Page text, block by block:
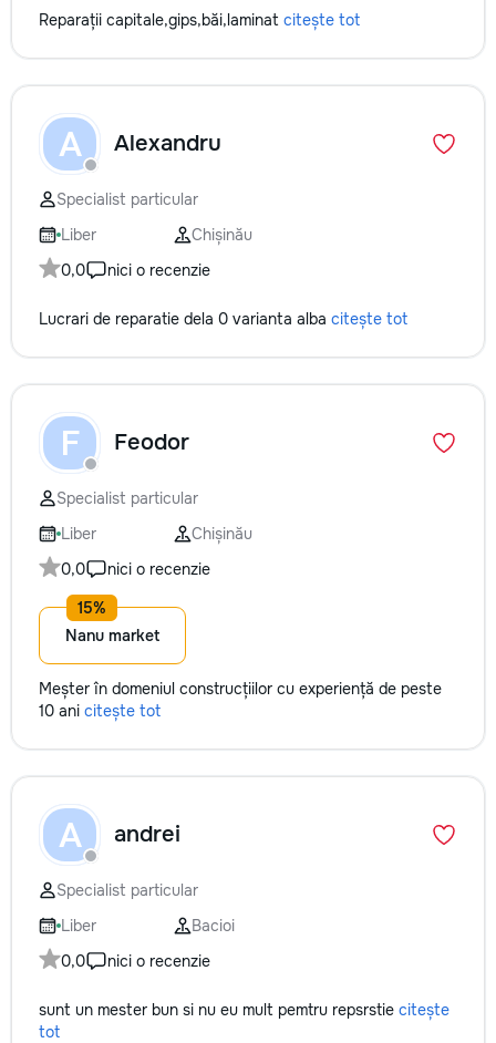
Reparații capitale,gips,băi,laminat citește tot
A Alexandru
Specialist particular
Liber
Chișinău
0,0
nici o recenzie
Lucrari de reparatie dela 0 varianta alba citește tot
F Feodor
Specialist particular
Liber
Chișinău
0,0
nici o recenzie
Nanu market
Meșter în domeniul construcțiilor cu experiență de peste
10 ani citește tot
A andrei
Specialist particular
Liber
Bacioi
0,0
nici o recenzie
sunt un mester bun si nu eu mult pemtru repsrstie citește
tot